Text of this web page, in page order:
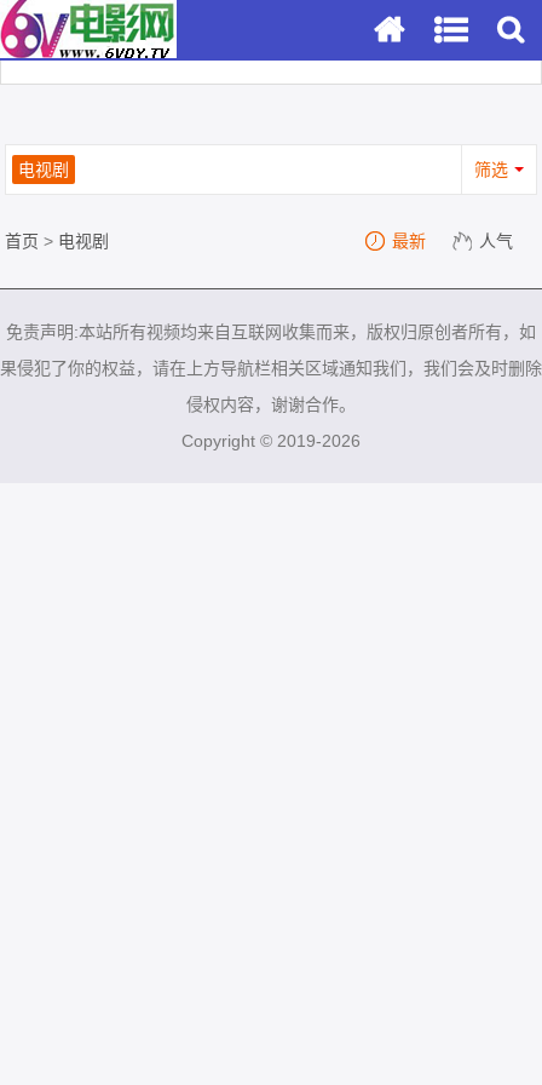
电视剧 筛选
首页 > 电视剧 最新 人气
免责声明:本站所有视频均来自互联网收集而来，版权归原创者所有，如
果侵犯了你的权益，请在上方导航栏相关区域通知我们，我们会及时删除
侵权内容，谢谢合作。
Copyright © 2019-2026